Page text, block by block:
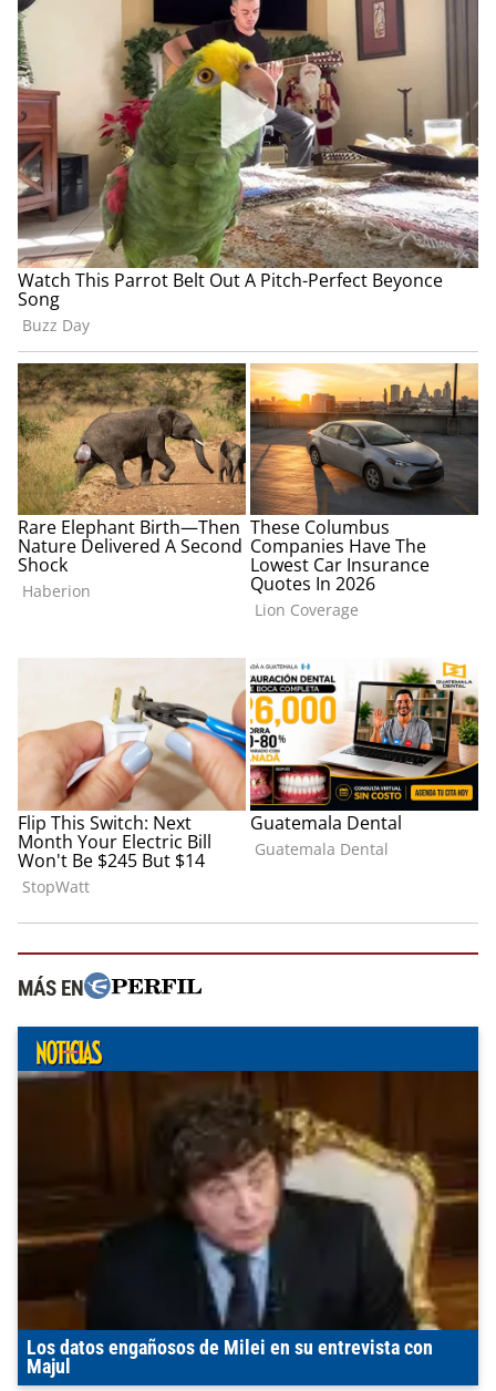
MÁS EN
Los datos engañosos de Milei en su entrevista con
Majul